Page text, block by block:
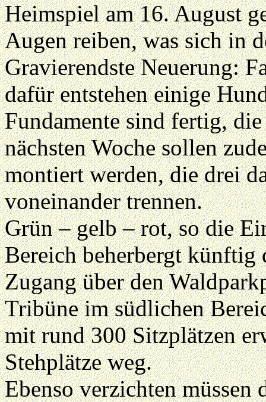
Heimspiel am 16. August
Augen reiben, was sich in
Gravierendste Neuerung:
dafür entstehen einige
Fundamente sind fertig,
nächsten Woche sollen
montiert werden, die drei
voneinander trennen.
Grün – gelb – rot, so die
Bereich beherbergt künftig
Zugang über den
Tribüne im südlichen
mit rund 300 Sitzplätzen
Stehplätze weg.
Ebenso verzichten müssen